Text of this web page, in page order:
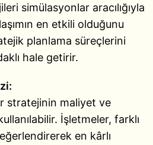
simülasyonlar aracılığıyla
en etkili olduğunu
planlama süreçlerini
hale getirir.
stratejinin maliyet ve
İşletmeler, farklı
en kârlı